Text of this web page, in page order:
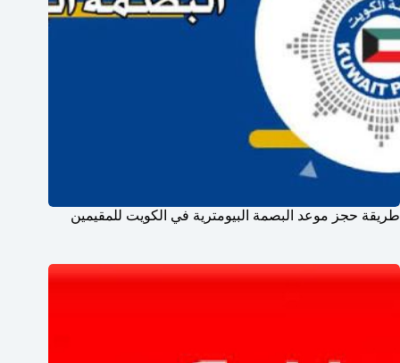
طريقة حجز موعد البصمة البيومترية في الكويت للمقيمين